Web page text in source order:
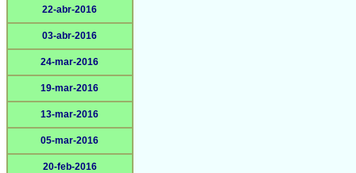
22-abr-2016
03-abr-2016
24-mar-2016
19-mar-2016
13-mar-2016
05-mar-2016
20-feb-2016